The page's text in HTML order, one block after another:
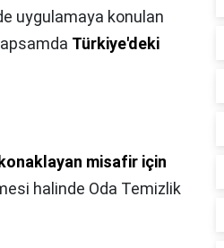
uygulamaya konulan
Türkiye'deki
misafir için
halinde Oda Temizlik